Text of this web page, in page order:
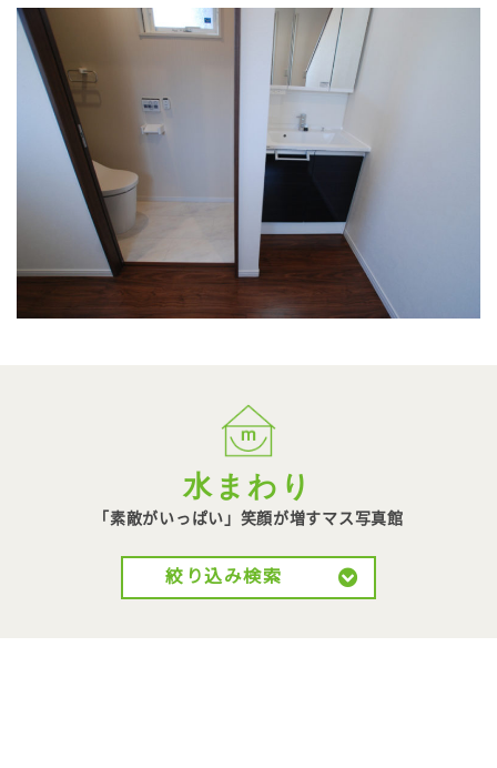
水まわり
「素敵がいっぱい」笑顔が増すマス写真館
絞り込み検索